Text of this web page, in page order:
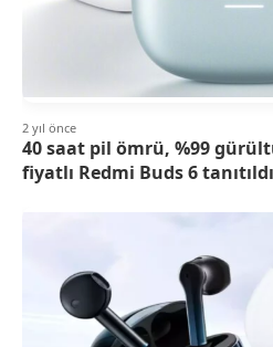
2 yıl önce
40 saat pil ömrü, %99
fiyatlı Redmi Buds 6